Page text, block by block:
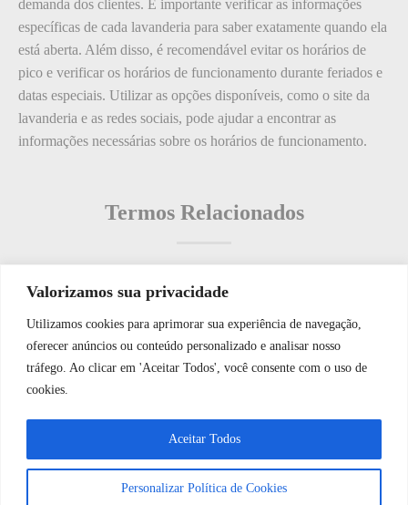
Valorizamos sua privacidade
Utilizamos cookies para aprimorar sua experiência de navegação,
oferecer anúncios ou conteúdo personalizado e analisar nosso
tráfego. Ao clicar em 'Aceitar Todos', você consente com o uso de
cookies.
Personalizar Política de Cookies
Aceitar Todos
demanda dos clientes. É importante verificar as informações
específicas de cada lavanderia para saber exatamente quando ela
está aberta. Além disso, é recomendável evitar os horários de
pico e verificar os horários de funcionamento durante feriados e
datas especiais. Utilizar as opções disponíveis, como o site da
lavanderia e as redes sociais, pode ajudar a encontrar as
informações necessárias sobre os horários de funcionamento.
Termos Relacionados
Termos populares
O que é: Junção de Dados de Controle de Qualidade
O que é: Manutenção Preventiva?
O que é: circuito de interfonia
O que é: Portão Eletrônico
WhatsApp JF Tech
Vamos conversar e descobrir como
podemos ajudá-lo hoje?